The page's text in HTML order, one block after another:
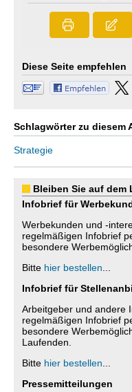
Diese Seite empfehlen
Schlagwörter zu diesem
Strategie
Bleiben Sie auf dem
Infobrief für
Werbekunden und -
regelmäßigen Infobrief
besondere
Bitte hier bestellen
Infobrief für
Arbeitgeber und andere
regelmäßigen Infobrief
besondere
Laufenden.
Bitte hier bestellen
Pressemitteilungen